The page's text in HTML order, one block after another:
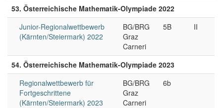
53. Österreichische Mathematik-Olympiade 2022
Junior-Regionalwettbewerb
(Kärnten/Steiermark) 2022
BG/BRG
Graz
Carneri
5B II
54. Österreichische Mathematik-Olympiade 2023
Regionalwettbewerb für
Fortgeschrittene
(Kärnten/Steiermark) 2023
BG/BRG
Graz
Carneri
6b